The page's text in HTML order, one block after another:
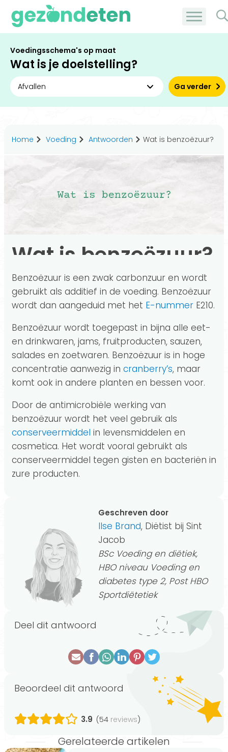
Voedingsschema's op maat
Wat is je doelstelling?
Ga verder
Home Voeding Antwoorden Wat is benzoëzuur?
Wat is benzoëzuur?
Benzoëzuur is een zwak carbonzuur en wordt
gebruikt als additief in de voeding. Benzoëzuur
wordt dan aangeduid met het E-nummer E210.
Benzoëzuur wordt toegepast in bijna alle eet-
en drinkwaren, jams, fruitproducten, sauzen,
salades en zoetwaren. Benzoëzuur is in hoge
concentratie aanwezig in cranberry’s, maar
komt ook in andere planten en bessen voor.
Door de antimicrobiële werking van
benzoëzuur wordt het veel gebruik als
conserveermiddel in levensmiddelen en
cosmetica. Het wordt vooral gebruikt als
conserveermiddel tegen gisten en bacteriën in
zure producten.
Geschreven door
Ilse Brand, Diëtist bij Sint
Jacob
BSc Voeding en diëtiek,
HBO niveau Voeding en
diabetes type 2, Post HBO
Sportdiëtetiek
Deel dit antwoord
Beoordeel dit antwoord
3.9 (54 reviews)
Gerelateerde artikelen